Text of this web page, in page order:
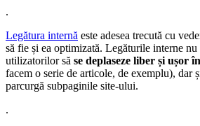
.
Legătura internă este adesea trecută cu
să fie și ea optimizată. Legăturile interne
utilizatorilor să se deplaseze liber și ușor
facem o serie de articole, de exemplu), dar
parcurgă subpaginile site-ului.
.